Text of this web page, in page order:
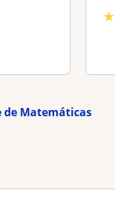
★
de Matemáticas